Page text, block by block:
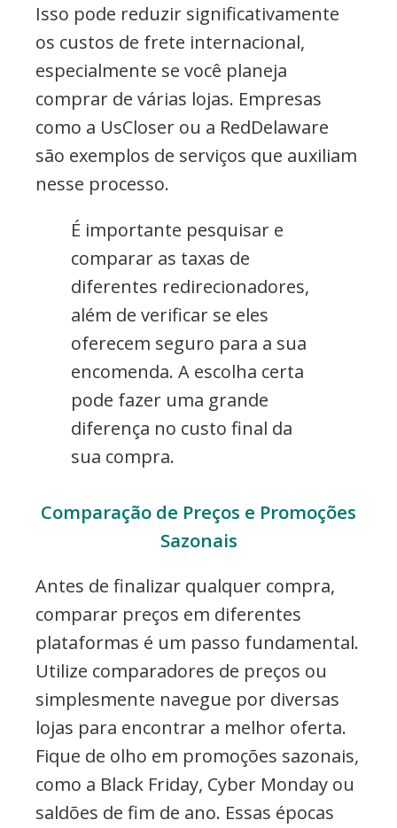
Isso pode reduzir significativamente
os custos de frete internacional,
especialmente se você planeja
comprar de várias lojas. Empresas
como a UsCloser ou a RedDelaware
são exemplos de serviços que auxiliam
nesse processo.
É importante pesquisar e
comparar as taxas de
diferentes redirecionadores,
além de verificar se eles
oferecem seguro para a sua
encomenda. A escolha certa
pode fazer uma grande
diferença no custo final da
sua compra.
Comparação de Preços e Promoções
Sazonais
Antes de finalizar qualquer compra,
comparar preços em diferentes
plataformas é um passo fundamental.
Utilize comparadores de preços ou
simplesmente navegue por diversas
lojas para encontrar a melhor oferta.
Fique de olho em promoções sazonais,
como a Black Friday, Cyber Monday ou
saldões de fim de ano. Essas épocas